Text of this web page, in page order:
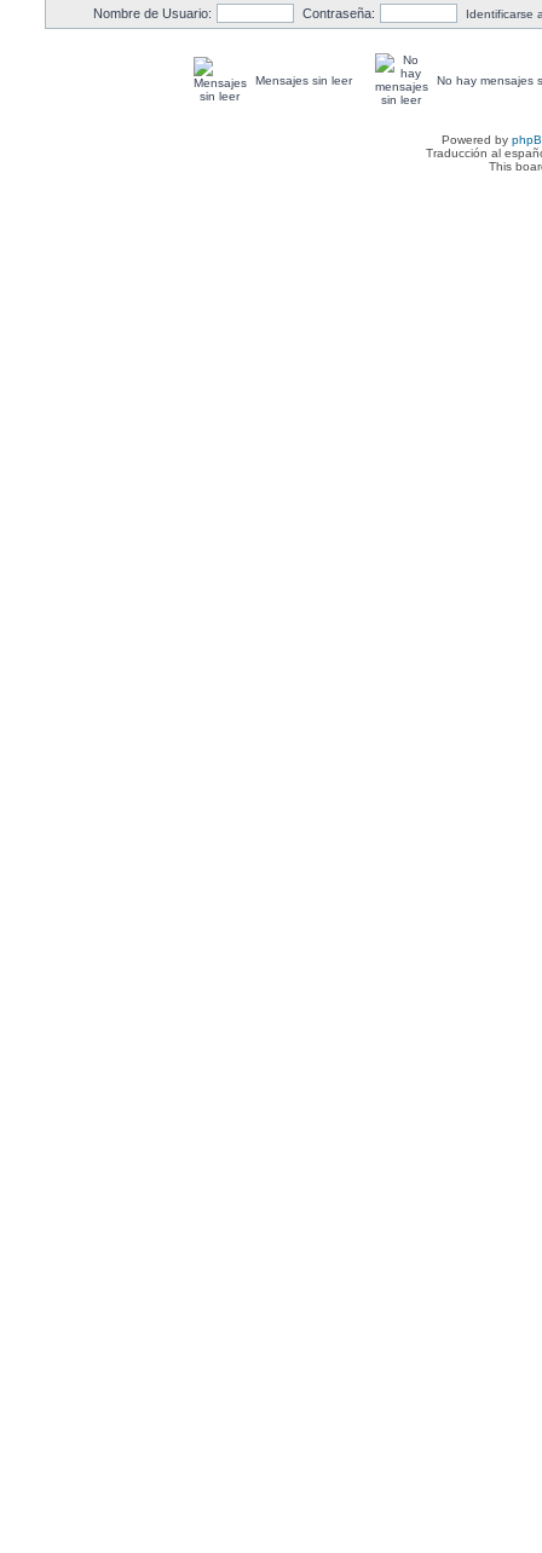
Nombre de Usuario: Contraseña: Identificarse
Mensajes sin leer No hay mensajes
Powered by
Traducción al
This